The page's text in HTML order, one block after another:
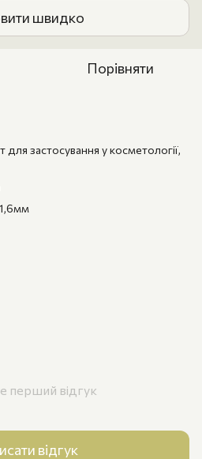
швидко
Порівняти
для застосування у косметології,
перший відгук
відгук